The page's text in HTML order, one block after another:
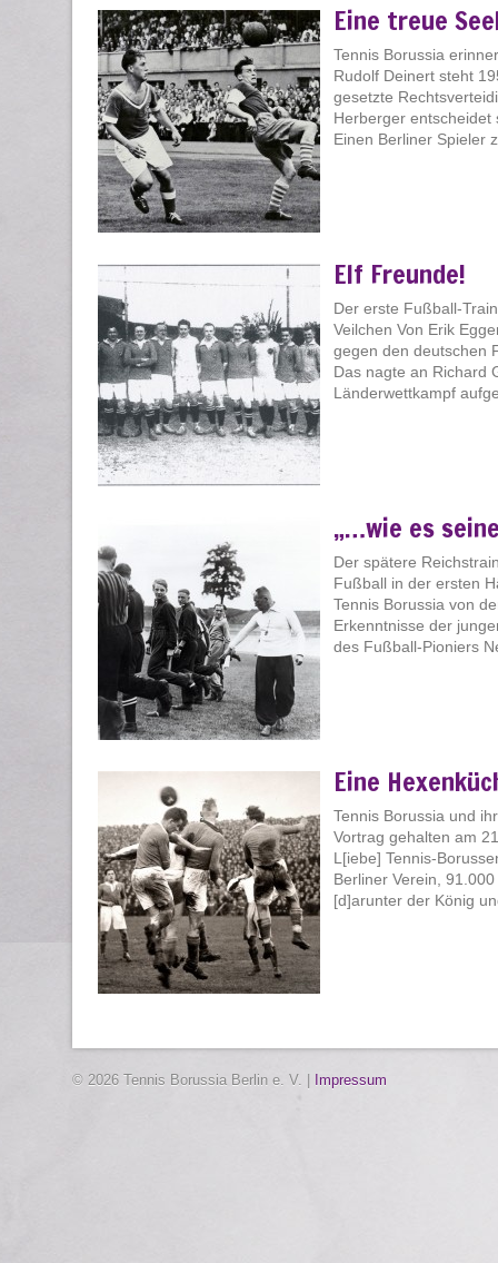
Eine treue
Tennis Borussia
Rudolf Deinert steht
gesetzte
Herberger
Einen Berliner Spieler
Elf Freunde!
Der erste Fußball-
Veilchen Von Erik
gegen den deutschen
Das nagte an Richard
Länderwettkampf
„…wie es
Der spätere
Fußball in der ersten
Tennis Borussia von
Erkenntnisse der
des Fußball-Pioniers
Eine
Tennis Borussia und
Vortrag gehalten am
L[iebe] Tennis-
Berliner Verein,
[d]arunter der König
© 2026 Tennis Borussia Berlin e. V. | Impressum